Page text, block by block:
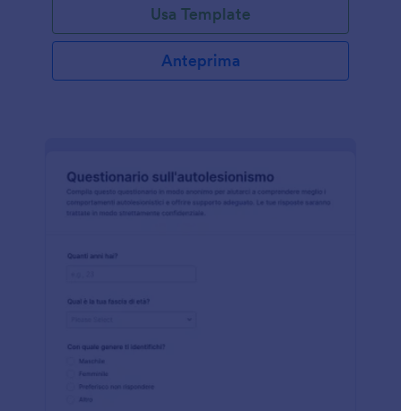
Usa Template
Anteprima